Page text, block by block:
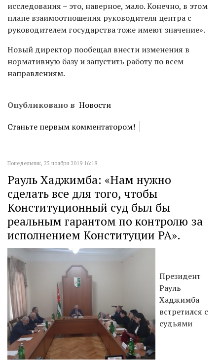
исследования – это, наверное, мало. Конечно, в этом
плане взаимоотношения руководителя центра с
руководителем государства тоже имеют значение».
Новый директор пообещал внести изменения в
нормативную базу и запустить работу по всем
направлениям.
Опубликовано в Новости
Станьте первым комментатором!
Понедельник, 25 ноября 2019 16:18
Рауль Хаджимба: «Нам нужно
сделать все для того, чтобы
Конституционный суд был бы
реальным гарантом по контролю за
исполнением Конституции РА».
Президент
Рауль
Хаджимба
встретился с
судьями